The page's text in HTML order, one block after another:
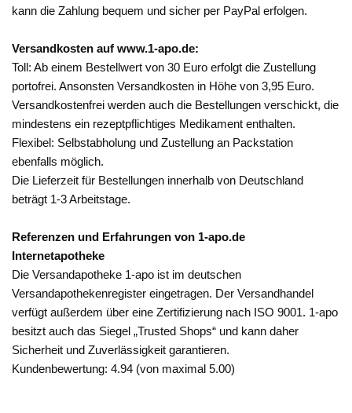
kann die Zahlung bequem und sicher per PayPal erfolgen.
Versandkosten auf www.1-apo.de:
Toll: Ab einem Bestellwert von 30 Euro erfolgt die Zustellung
portofrei. Ansonsten Versandkosten in Höhe von 3,95 Euro.
Versandkostenfrei werden auch die Bestellungen verschickt, die
mindestens ein rezeptpflichtiges Medikament enthalten.
Flexibel: Selbstabholung und Zustellung an Packstation
ebenfalls möglich.
Die Lieferzeit für Bestellungen innerhalb von Deutschland
beträgt 1-3 Arbeitstage.
Referenzen und Erfahrungen von 1-apo.de
Internetapotheke
Die Versandapotheke 1-apo ist im deutschen
Versandapothekenregister eingetragen. Der Versandhandel
verfügt außerdem über eine Zertifizierung nach ISO 9001. 1-apo
besitzt auch das Siegel „Trusted Shops“ und kann daher
Sicherheit und Zuverlässigkeit garantieren.
Kundenbewertung: 4.94 (von maximal 5.00)